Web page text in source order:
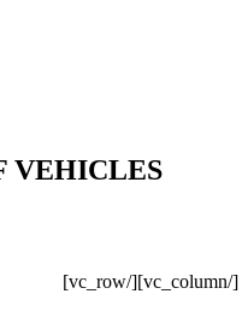
VEHICLES
[/vc_column][/vc_row]